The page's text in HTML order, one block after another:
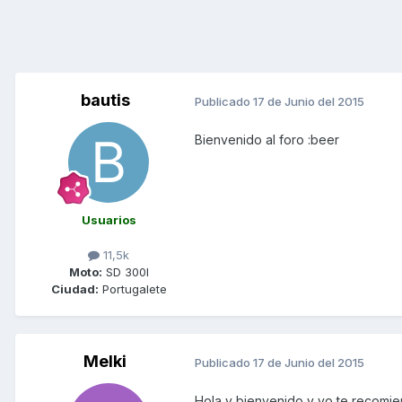
bautis
Usuarios
11,5k
Moto: SD 300I
Ciudad: Portugalete
Publicado 17 de Junio del 2015
Bienvenido al foro :beer
Melki Publicado 17 de Junio del 2015